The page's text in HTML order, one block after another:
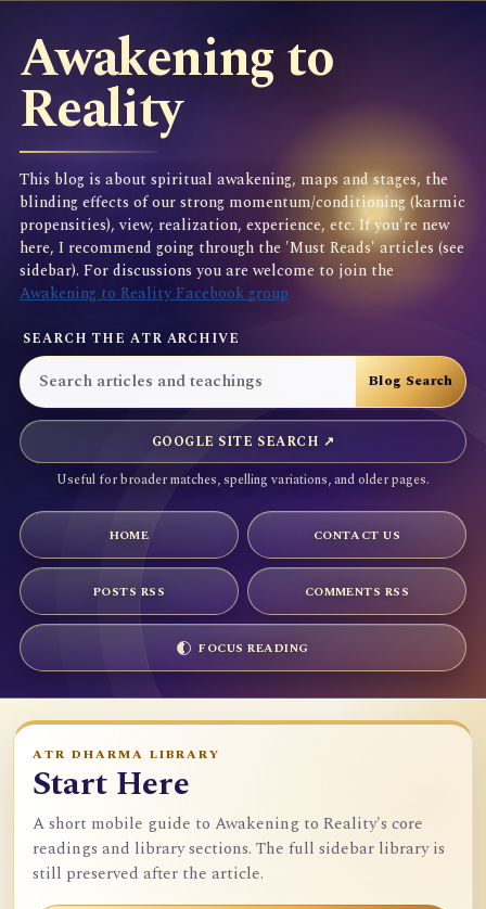
Awakening to
Reality
This blog is about spiritual awakening, maps and stages, the
blinding effects of our strong momentum/conditioning (karmic
propensities), view, realization, experience, etc. If you're new
here, I recommend going through the 'Must Reads' articles (see
sidebar). For discussions you are welcome to join the
Awakening to Reality Facebook group
SEARCH THE ATR ARCHIVE
GOOGLE SITE SEARCH ↗
Useful for broader matches, spelling variations, and older pages.
HOME CONTACT US
POSTS RSS COMMENTS RSS
FOCUS READING
ATR DHARMA LIBRARY
Start Here
A short mobile guide to Awakening to Reality's core
readings and library sections. The full sidebar library is
still preserved after the article.